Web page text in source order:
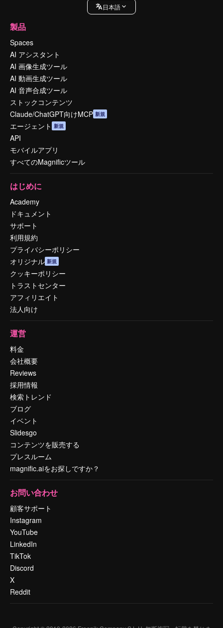
日本語
製品
Spaces
AI アシスタント
AI 画像生成ツール
AI 動画生成ツール
AI 音声合成ツール
ストックコンテンツ
Claude/ChatGPT向けMCP 新規
エージェント 新規
API
モバイルアプリ
すべてのMagnificツール
はじめに
Academy
ドキュメント
サポート
利用規約
プライバシーポリシー
オリジナル 新規
クッキーポリシー
トラストセンター
アフィリエイト
法人向け
運営
料金
会社概要
Reviews
採用情報
検索トレンド
ブログ
イベント
Slidesgo
コンテンツを販売する
プレスルーム
magnific.aiをお探しですか？
お問い合わせ
顧客サポート
Instagram
YouTube
LinkedIn
TikTok
Discord
X
Reddit